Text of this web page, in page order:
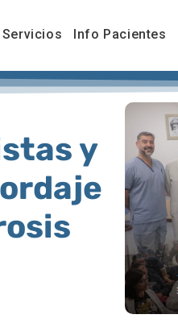
Info Pacientes
y